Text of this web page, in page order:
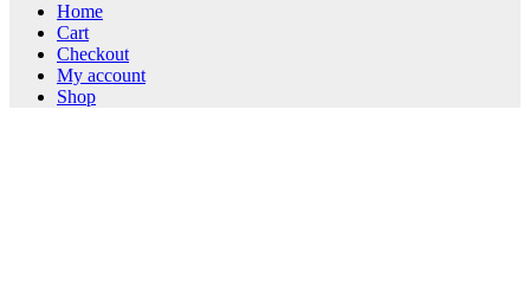
Home
Cart
Checkout
My account
Shop